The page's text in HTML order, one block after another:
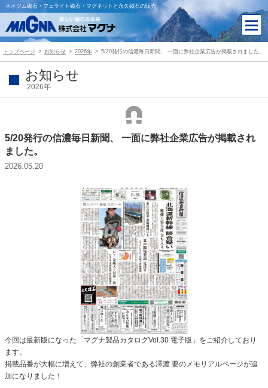
ネオジム磁石・フェライト磁石・マグネットと永久磁石の販売
トップページ お知らせ 2026年 5/20発行の信濃毎日新聞、 一面に弊社企業広告が掲載されました。
お知らせ
2026年
5/20発行の信濃毎日新聞、 一面に弊社企業広告が掲載され
ました。
2026.05.20
今回は最新版になった「マグナ製品カタログVol.30 電子版」をご紹介しており
ます。
掲載品番が大幅に増えて、弊社の創業者である澤渡 要のメモリアルページが追
加になりました！